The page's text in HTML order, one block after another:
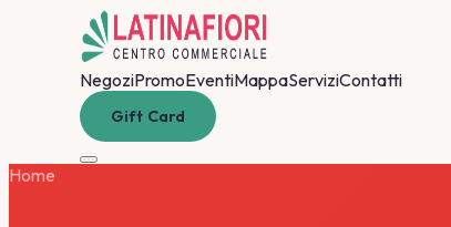
NegoziPromoEventiMappaServiziContatti
Gift Card
Home